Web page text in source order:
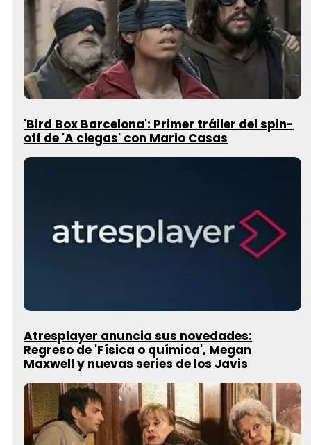
'Bird Box Barcelona': Primer tráiler del spin-
off de 'A ciegas' con Mario Casas
Atresplayer anuncia sus novedades:
Regreso de 'Física o química', Megan
Maxwell y nuevas series de los Javis